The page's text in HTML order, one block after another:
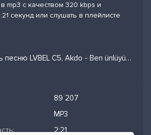
mp3 с качеством 320 kbps и
секунд или слушать в плейлисте
Слушать песню LVBEL C5, Akdo - Ben ünlüyüm и добавить в избранных
89 207
MP3
2:21